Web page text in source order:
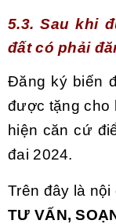
5.3. Sau khi
đất có phải
Đăng ký biến
được tặng cho
hiện căn cứ
đai 2024.
Trên đây là nội
TƯ VẤN,